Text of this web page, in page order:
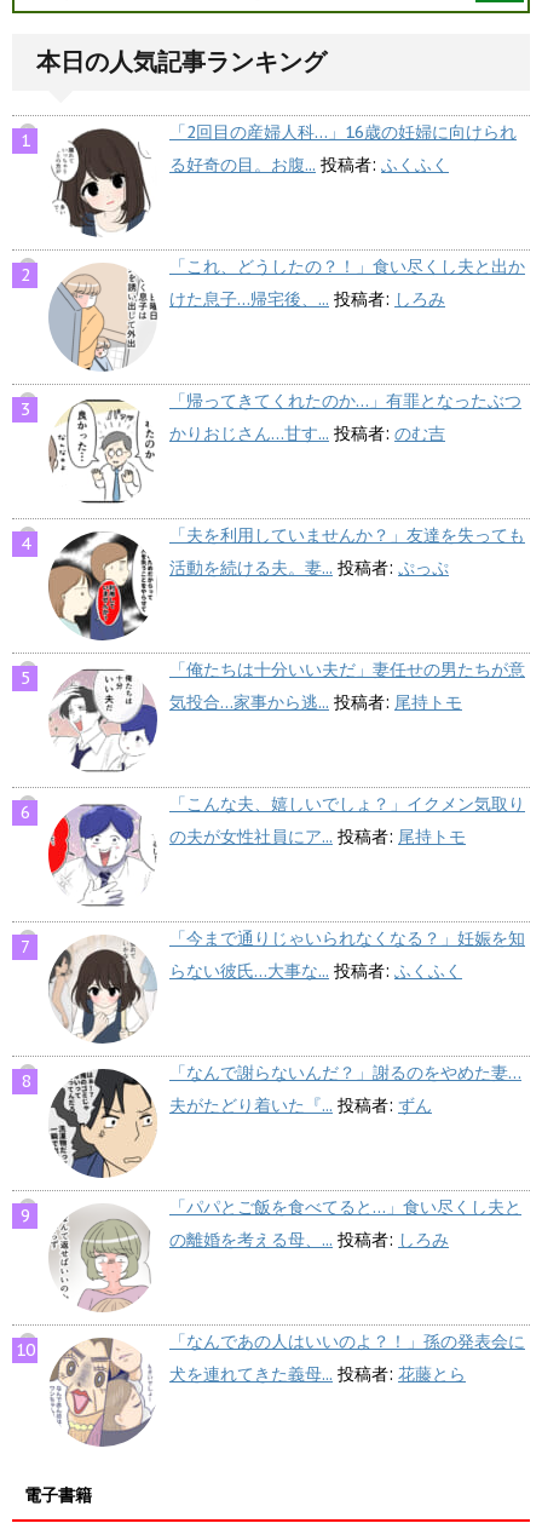
本日の人気記事ランキング
「2回目の産婦人科…」16歳の妊婦に向けられ
る好奇の目。お腹... 投稿者: ふくふく
「これ、どうしたの？！」食い尽くし夫と出か
けた息子…帰宅後、... 投稿者: しろみ
「帰ってきてくれたのか…」有罪となったぶつ
かりおじさん…甘す... 投稿者: のむ吉
「夫を利用していませんか？」友達を失っても
活動を続ける夫。妻... 投稿者: ぷっぷ
「俺たちは十分いい夫だ」妻任せの男たちが意
気投合…家事から逃... 投稿者: 尾持トモ
「こんな夫、嬉しいでしょ？」イクメン気取り
の夫が女性社員にア... 投稿者: 尾持トモ
「今まで通りじゃいられなくなる？」妊娠を知
らない彼氏…大事な... 投稿者: ふくふく
「なんで謝らないんだ？」謝るのをやめた妻…
夫がたどり着いた『... 投稿者: ずん
「パパとご飯を食べてると…」食い尽くし夫と
の離婚を考える母、... 投稿者: しろみ
「なんであの人はいいのよ？！」孫の発表会に
犬を連れてきた義母... 投稿者: 花藤とら
電子書籍